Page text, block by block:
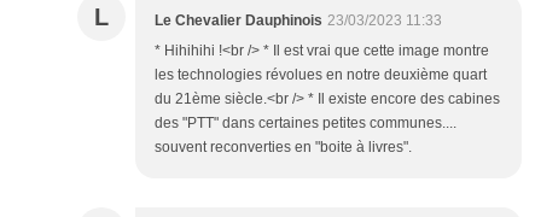
L Le Chevalier Dauphinois 23/03/2023 11:33
* Hihihihi !<br /> * Il est vrai que cette image montre
les technologies révolues en notre deuxième quart
du 21ème siècle.<br /> * Il existe encore des cabines
des "PTT" dans certaines petites communes....
souvent reconverties en "boite à livres".